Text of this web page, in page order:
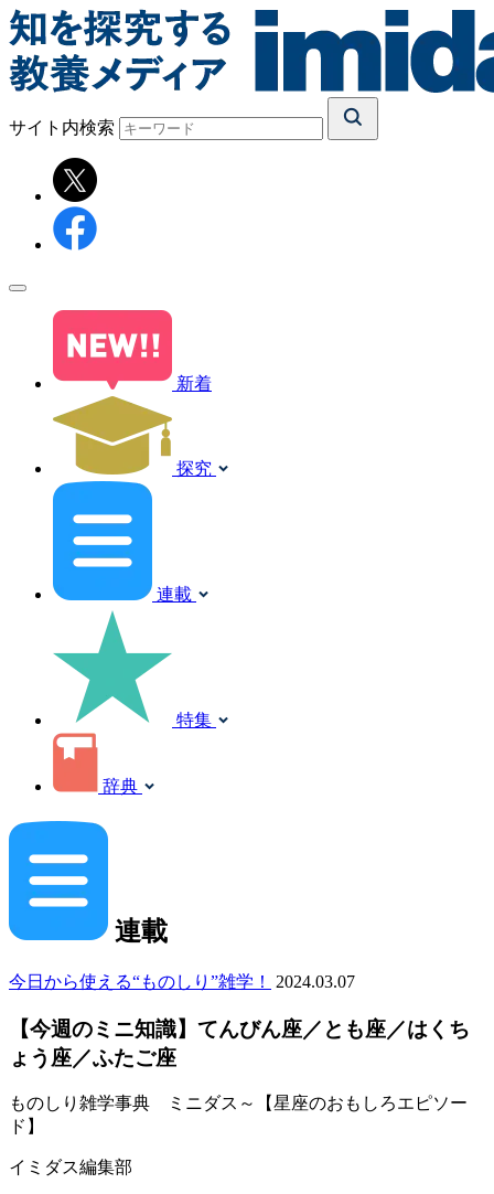
サイト内検索
新着
探究
連載
特集
辞典
連載
今日から使える“ものしり”雑学！ 2024.03.07
【今週のミニ知識】てんびん座／とも座／はくち
ょう座／ふたご座
ものしり雑学事典 ミニダス～【星座のおもしろエピソー
ド】
イミダス編集部